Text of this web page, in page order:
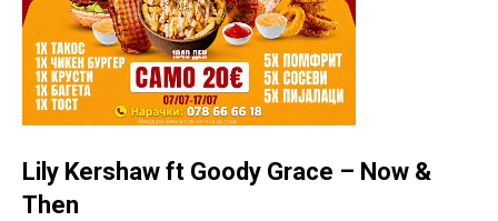
Lily Kershaw ft Goody Grace – Now &
Then